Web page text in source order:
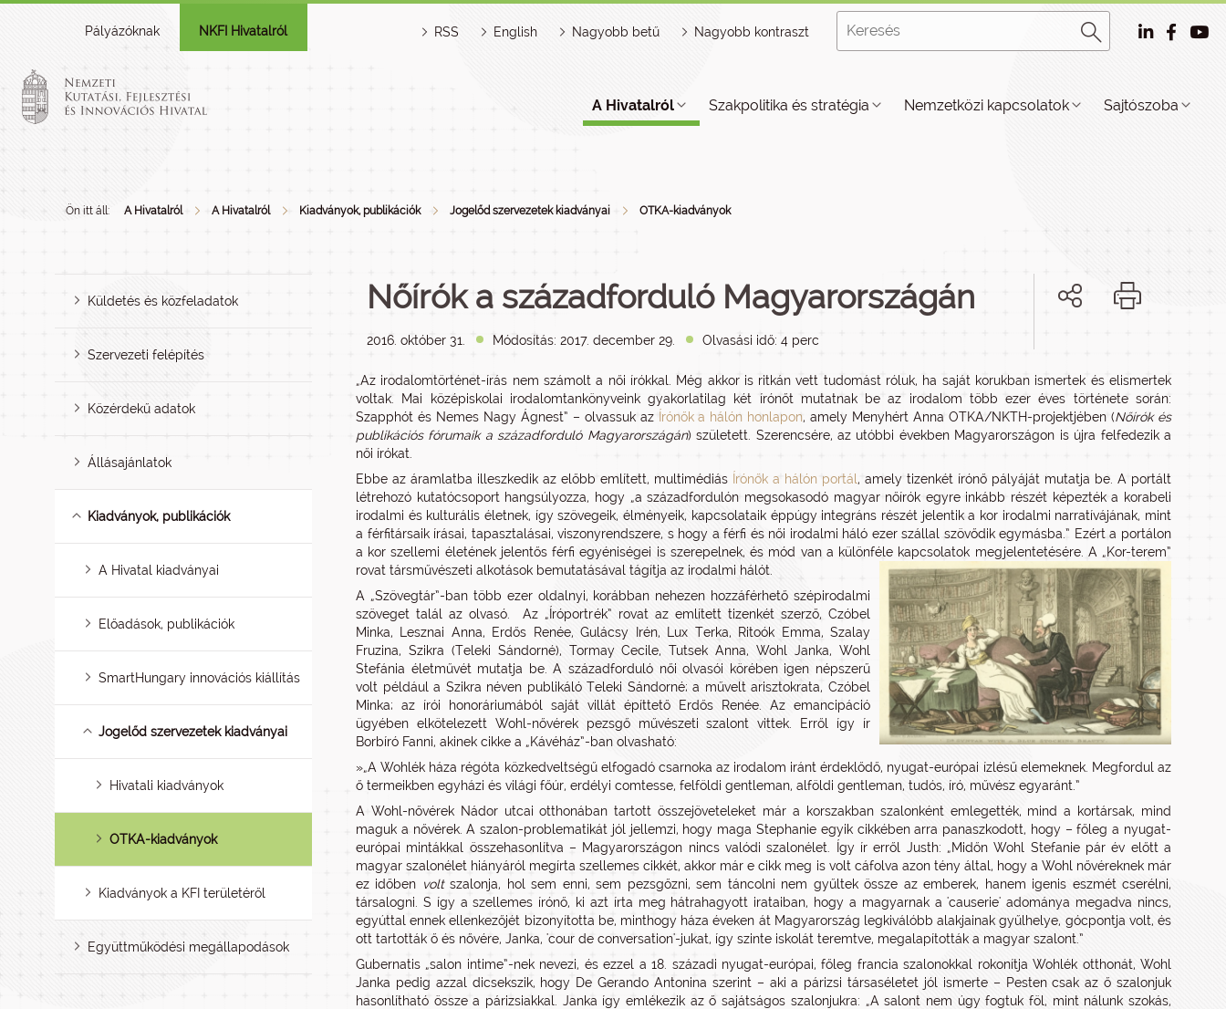
Pályázóknak NKFI Hivatalról RSS English Nagyobb betű Nagyobb kontraszt
A Hivatalról Szakpolitika és stratégia Nemzetközi kapcsolatok Sajtószoba
Ön itt áll: A Hivatalról A Hivatalról Kiadványok, publikációk Jogelőd szervezetek kiadványai OTKA-kiadványok
Küldetés és közfeladatok
Szervezeti felépítés
Közérdekű adatok
Állásajánlatok
Kiadványok, publikációk
A Hivatal kiadványai
Előadások, publikációk
SmartHungary innovációs kiállítás
Jogelőd szervezetek kiadványai
Hivatali kiadványok
OTKA-kiadványok
Kiadványok a KFI területéről
Együttműködési megállapodások
Nőírók a századforduló Magyarországán
2016. október 31. Módosítás: 2017. december 29. Olvasási idő: 4 perc
„Az irodalomtörténet-írás nem számolt a női írókkal. Még akkor is ritkán vett tudomást róluk, ha saját korukban ismertek és elismertek
voltak. Mai középiskolai irodalomtankönyveink gyakorlatilag két írónőt mutatnak be az irodalom több ezer éves története során:
Szapphót és Nemes Nagy Ágnest” – olvassuk az Írónők a hálón honlapon, amely Menyhért Anna OTKA/NKTH-projektjében (Nőírók és
publikációs fórumaik a századforduló Magyarországán) született. Szerencsére, az utóbbi években Magyarországon is újra felfedezik a
női írókat.
Ebbe az áramlatba illeszkedik az előbb említett, multimédiás Írónők a hálón portál , amely tizenkét írónő pályáját mutatja be. A portált
létrehozó kutatócsoport hangsúlyozza, hogy „a századfordulón megsokasodó magyar nőírók egyre inkább részét képezték a korabeli
irodalmi és kulturális életnek, így szövegeik, élményeik, kapcsolataik éppúgy integráns részét jelentik a kor irodalmi narratívájának, mint
a férfitársaik írásai, tapasztalásai, viszonyrendszere, s hogy a férfi és női irodalmi háló ezer szállal szövődik egymásba.” Ezért a portálon
a kor szellemi életének jelentős férfi egyéniségei is szerepelnek, és mód van a különféle kapcsolatok megjelentetésére. A „Kor-terem”
rovat társművészeti alkotások bemutatásával tágítja az irodalmi hálót.
A „Szövegtár”-ban több ezer oldalnyi, korábban nehezen hozzáférhető szépirodalmi
szöveget talál az olvasó. Az „Íróportrék” rovat az említett tizenkét szerző, Czóbel
Minka, Lesznai Anna, Erdős Renée, Gulácsy Irén, Lux Terka, Ritoók Emma, Szalay
Fruzina, Szikra (Teleki Sándorné), Tormay Cecile, Tutsek Anna, Wohl Janka, Wohl
Stefánia életművét mutatja be. A századforduló női olvasói körében igen népszerű
volt például a Szikra néven publikáló Teleki Sándorné; a művelt arisztokrata, Czóbel
Minka; az írói honoráriumából saját villát építtető Erdős Renée. Az emancipáció
ügyében elkötelezett Wohl-nővérek pezsgő művészeti szalont vittek. Erről így ír
Borbíró Fanni, akinek cikke a „Kávéház”-ban olvasható:
»„A Wohlék háza régóta közkedveltségű elfogadó csarnoka az irodalom iránt érdeklődő, nyugat-európai ízlésű elemeknek. Megfordul az
ő termeikben egyházi és világi főúr, erdélyi comtesse, felföldi gentleman, alföldi gentleman, tudós, író, művész egyaránt.”
A Wohl-nővérek Nádor utcai otthonában tartott összejöveteleket már a korszakban szalonként emlegették, mind a kortársak, mind
maguk a nővérek. A szalon-problematikát jól jellemzi, hogy maga Stephanie egyik cikkében arra panaszkodott, hogy – főleg a nyugat-
európai mintákkal összehasonlítva – Magyarországon nincs valódi szalonélet. Így ír erről Justh: „Midőn Wohl Stefanie pár év előtt a
magyar szalonélet hiányáról megírta szellemes cikkét, akkor már e cikk meg is volt cáfolva azon tény által, hogy a Wohl nővéreknek már
ez időben voltszalonja, hol sem enni, sem pezsgőzni, sem táncolni nem gyűltek össze az emberek, hanem igenis eszmét cserélni,
társalogni. S így a szellemes írónő, ki azt írta meg hátrahagyott irataiban, hogy a magyarnak a 'causerie' adománya megadva nincs,
egyúttal ennek ellenkezőjét bizonyította be, minthogy háza éveken át Magyarország legkiválóbb alakjainak gyűlhelye, gócpontja volt, és
ott tartották ő és nővére, Janka, 'cour de conversation'-jukat, így szinte iskolát teremtve, megalapították a magyar szalont.”
Gubernatis „salon intime”-nek nevezi, és ezzel a 18. századi nyugat-európai, főleg francia szalonokkal rokonítja Wohlék otthonát, Wohl
Janka pedig azzal dicsekszik, hogy De Gerando Antonina szerint – aki a párizsi társaséletet jól ismerte – Pesten csak az ő szalonjuk
hasonlítható össze a párizsiakkal. Janka így emlékezik az ő sajátságos szalonjukra: „A salont nem úgy fogtuk föl, mint nálunk szokás,